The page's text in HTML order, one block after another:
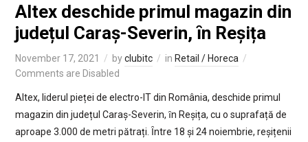
Altex deschide primul magazin din
județul Caraș-Severin, ȋn Reșița
November 17, 2021 byclubitc in Retail / Horeca
Comments are Disabled
Altex, liderul pieței de electro-IT din România, deschide primul
magazin din județul Caraș-Severin, ȋn Reșița, cu o suprafață de
aproape 3.000 de metri pătrați. Ȋntre 18 și 24 noiembrie, reșițenii